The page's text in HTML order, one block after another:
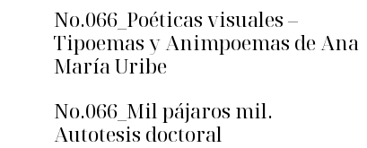
No.066_Poéticas visuales –
Tipoemas y Animpoemas de Ana
María Uribe
No.066_Mil pájaros mil.
Autotesis doctoral